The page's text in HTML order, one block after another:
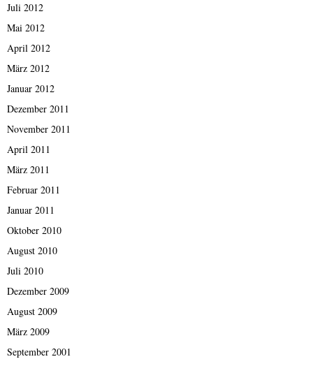
Juli 2012
Mai 2012
April 2012
März 2012
Januar 2012
Dezember 2011
November 2011
April 2011
März 2011
Februar 2011
Januar 2011
Oktober 2010
August 2010
Juli 2010
Dezember 2009
August 2009
März 2009
September 2001